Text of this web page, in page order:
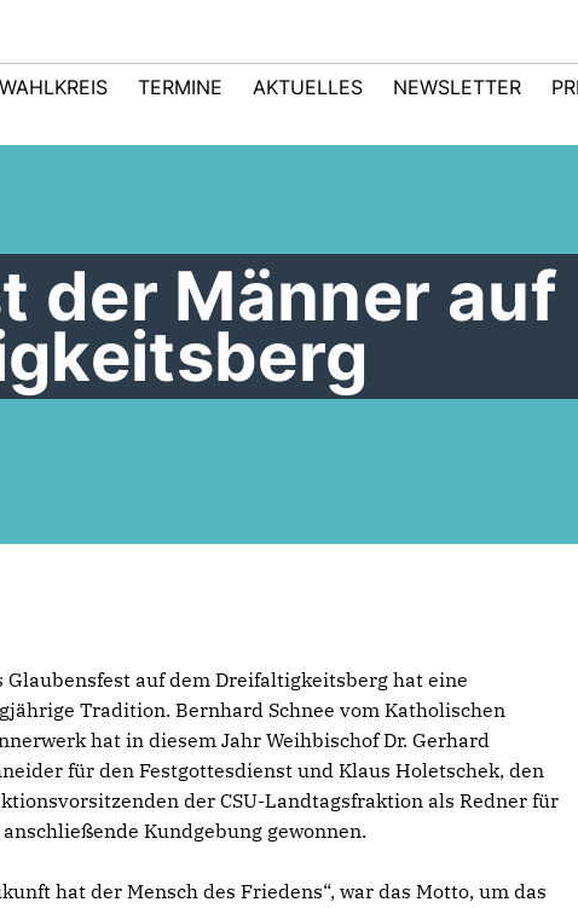
TERMINE AKTUELLES NEWSLETTER
der Männer auf
Glaubensfest auf dem Dreifaltigkeitsberg hat eine
Tradition. Bernhard Schnee vom Katholischen
hat in diesem Jahr Weihbischof Dr. Gerhard
für den Festgottesdienst und Klaus Holetschek, den
der CSU-Landtagsfraktion als Redner für
Kundgebung gewonnen.
hat der Mensch des Friedens“, war das Motto, um das